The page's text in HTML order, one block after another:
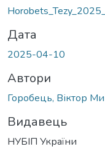
Дата
2025-04-10
Автори
Горобець, Віктор
Видавець
НУБІП України